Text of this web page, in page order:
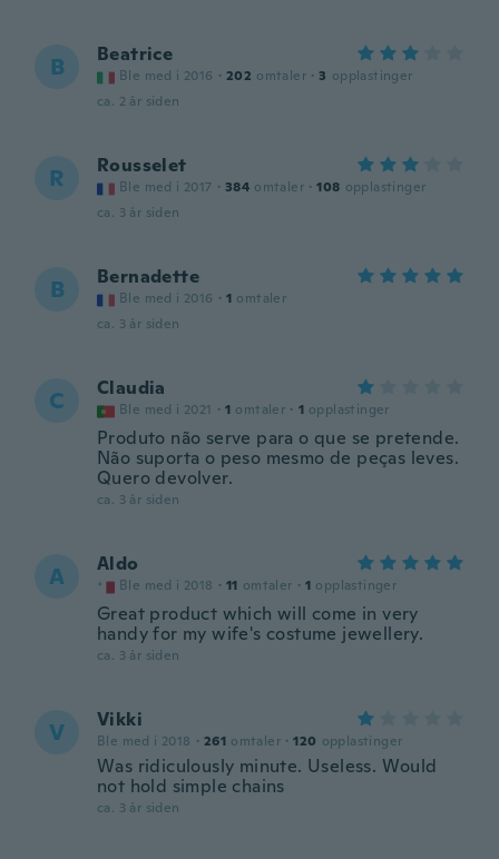
B Beatrice
Ble med i 2016 · 202 omtaler · 3 opplastinger
ca. 2 år siden
R Rousselet
Ble med i 2017 · 384 omtaler · 108 opplastinger
ca. 3 år siden
B Bernadette
Ble med i 2016 · 1 omtaler
ca. 3 år siden
C Claudia
Ble med i 2021 · 1 omtaler · 1 opplastinger
Produto não serve para o que se pretende.
Não suporta o peso mesmo de peças leves.
Quero devolver.
ca. 3 år siden
A Aldo
Ble med i 2018 · 11 omtaler · 1 opplastinger
Great product which will come in very
handy for my wife's costume jewellery.
ca. 3 år siden
V Vikki
Ble med i 2018 · 261 omtaler · 120 opplastinger
Was ridiculously minute. Useless. Would
not hold simple chains
ca. 3 år siden